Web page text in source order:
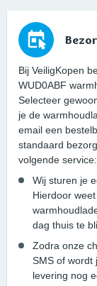
Bij VeiligKopen
WUD0ABF
Selecteer
je de
email een
standaard
volgende service:
Wij sturen je
Hierdoor
dag thuis te
Zodra onze
SMS of wordt
levering nog